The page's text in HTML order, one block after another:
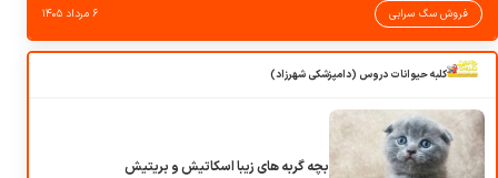
فروش سگ سرابی ۶ مرداد ۱۴۰۵
کلبه حیوانات دروس (دامپزشکی شهرزاد)
بچه گربه های زیبا اسکاتیش و بریتیش